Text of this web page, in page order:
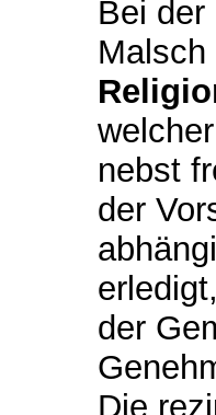
Bei
nebst
der
der
Die